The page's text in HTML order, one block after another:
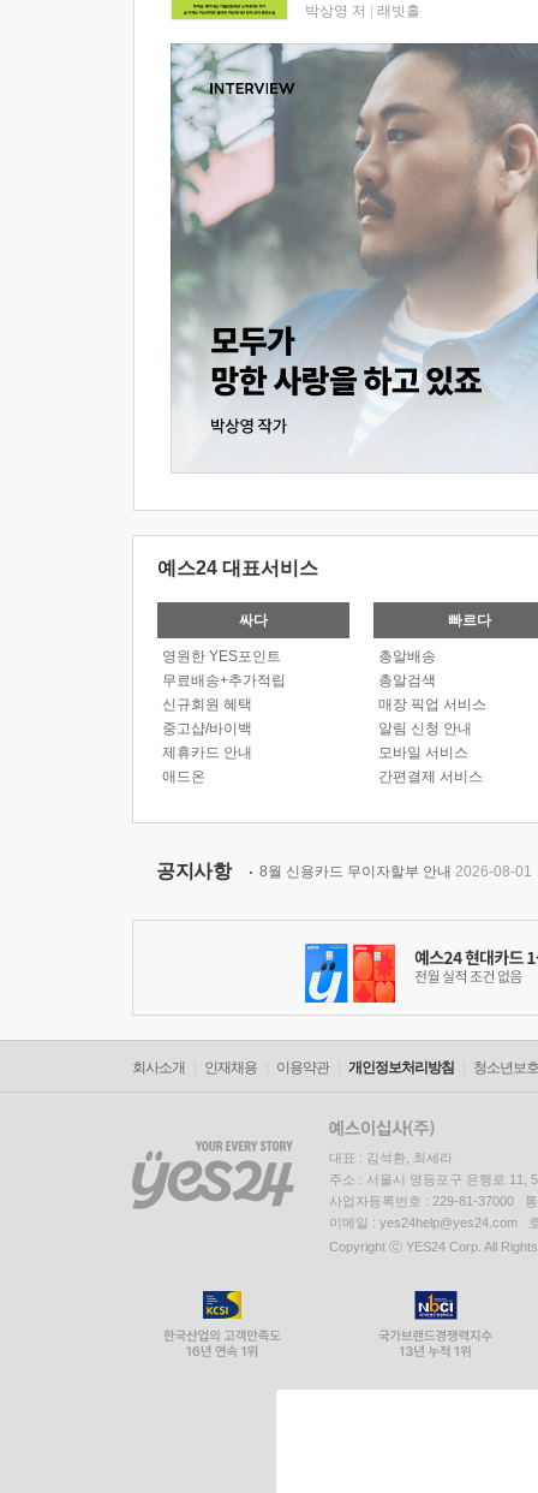
박상영 저 래빗홀
예스24 대표서비스
싸다
영원한 YES포인트
무료배송+추가적립
신규회원 혜택
중고샵/바이백
제휴카드 안내
애드온
빠르다
총알배송
총알검색
매장 픽업 서비스
알림 신청 안내
모바일 서비스
간편결제 서비스
공지사항 8월 신용카드 무이자할부 안내 2026-08-01
회사소개 인재채용 이용약관 개인정보처리방침 청소년보
대표 : 김석환, 최세라
주소 : 서울시 영등포구 은행로 11,
사업자등록번호 : 229-81-37000
이메일 : yes24help@yes24.com
Copyright ⓒ YES24 Corp. All